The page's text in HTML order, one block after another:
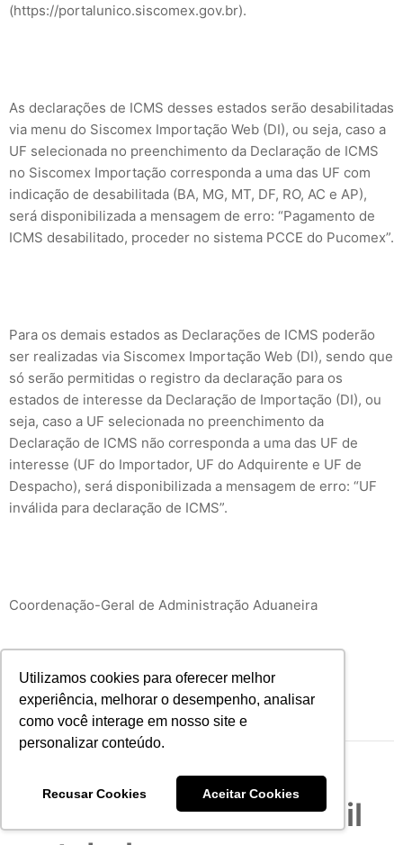
Utilizamos cookies para oferecer melhor
experiência, melhorar o desempenho, analisar
como você interage em nosso site e
personalizar conteúdo.
Recusar Cookies Aceitar Cookies
(https://portalunico.siscomex.gov.br).
As declarações de ICMS desses estados serão desabilitadas
via menu do Siscomex Importação Web (DI), ou seja, caso a
UF selecionada no preenchimento da Declaração de ICMS
no Siscomex Importação corresponda a uma das UF com
indicação de desabilitada (BA, MG, MT, DF, RO, AC e AP),
será disponibilizada a mensagem de erro: “Pagamento de
ICMS desabilitado, proceder no sistema PCCE do Pucomex”.
Para os demais estados as Declarações de ICMS poderão
ser realizadas via Siscomex Importação Web (DI), sendo que
só serão permitidas o registro da declaração para os
estados de interesse da Declaração de Importação (DI), ou
seja, caso a UF selecionada no preenchimento da
Declaração de ICMS não corresponda a uma das UF de
interesse (UF do Importador, UF do Adquirente e UF de
Despacho), será disponibilizada a mensagem de erro: “UF
inválida para declaração de ICMS”.
Coordenação-Geral de Administração Aduaneira
Fonte:
Siscomex
Banco Central do Brasil